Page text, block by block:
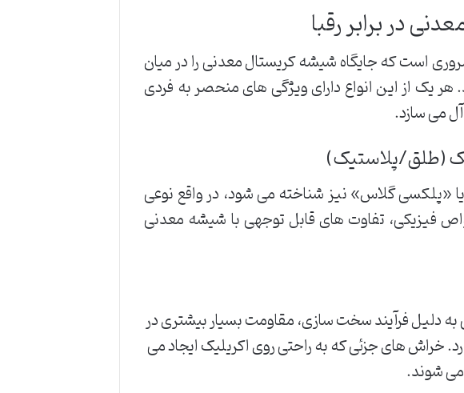
در برابر رقبا
است که جایگاه شیشه کریستال معدنی را در میان
یک از این انواع دارای ویژگی های منحصر به فردی
می سازد.
(طلق/پلاستیک)
«پلکسی گلاس» نیز شناخته می شود، در واقع نوعی
فیزیکی، تفاوت های قابل توجهی با شیشه معدنی
دلیل فرآیند سخت سازی، مقاومت بسیار بیشتری در
خراش های جزئی که به راحتی روی اکریلیک ایجاد می
شوند.